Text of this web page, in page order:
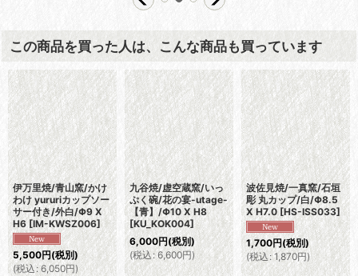
この商品を買った人は、こんな商品も買っています
伊万里焼/青山窯/かけ
わけ yururiカップソー
サー付き/外白/Φ9 X
H6 [IM-KWSZ006]
5,500円(税別)
(税込: 6,050円)
九谷焼/虚空蔵窯/いっ
ぷく碗/花の宴-utage-
【青】/Φ10 X H8
[KU_KOK004]
6,000円(税別)
(税込: 6,600円)
波佐見焼/一真窯/石垣
彫 丸カップ/白/Φ8.5
X H7.0 [HS-ISS033]
1,700円(税別)
(税込: 1,870円)